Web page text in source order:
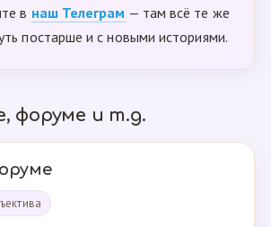
в наш Телеграм — там всё те же
постарше и с новыми историями.
форуме и т.д.